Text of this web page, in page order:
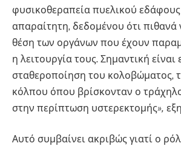
φυσικοθεραπεία πυελικού εδάφους
απαραίτητη, δεδομένου ότι πιθανά
θέση των οργάνων που έχουν
η λειτουργία τους. Σημαντική είναι
σταθεροποίηση του κολοβώματος,
κόλπου όπου βρίσκονταν ο
στην περίπτωση υστερεκτομής»,
Αυτό συμβαίνει ακριβώς γιατί ο